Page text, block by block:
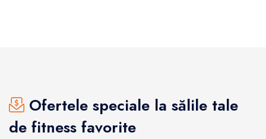
Ofertele speciale la sălile tale
de fitness favorite